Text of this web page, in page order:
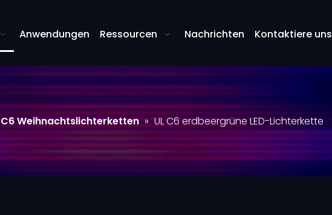
Anwendungen Ressourcen Nachrichten Kontaktiere uns
C6 Weihnachtslichterketten » UL C6 erdbeergrüne LED-Lichterkette